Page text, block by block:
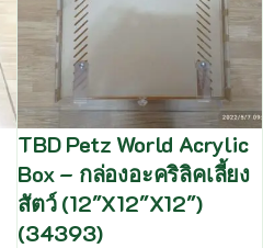
TBD Petz World Acrylic
Box – กล่องอะคริลิคเลี้ยง
สัตว์ (12″X12″X12″)
(34393)